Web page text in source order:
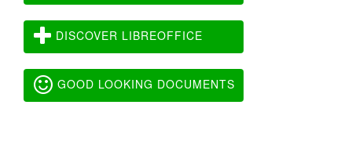
DISCOVER LIBREOFFICE
GOOD LOOKING DOCUMENTS